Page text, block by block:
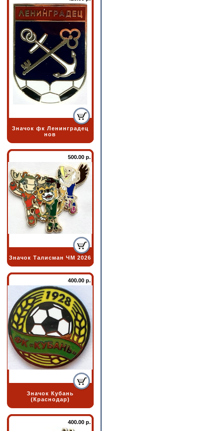
Значок фк Ленинградец
нов
500.00 р.
Значок Талисман ЧМ 2026
400.00 р.
Значок Кубань
(Краснодар)
400.00 р.